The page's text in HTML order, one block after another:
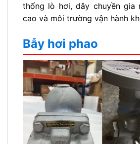
thống lò hơi, dây chuyền gia
cao và môi trường vận hành
Bẫy hơi phao